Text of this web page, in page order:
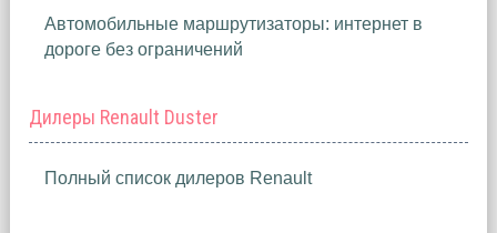
Автомобильные маршрутизаторы: интернет в
дороге без ограничений
Дилеры Renault Duster
Полный список дилеров Renault